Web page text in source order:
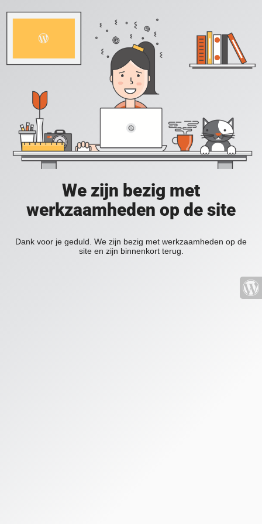
We zijn bezig met
werkzaamheden op de site
Dank voor je geduld. We zijn bezig met werkzaamheden op de
site en zijn binnenkort terug.